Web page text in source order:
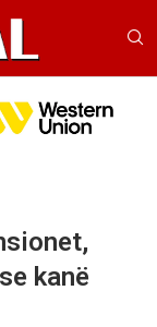
kanë